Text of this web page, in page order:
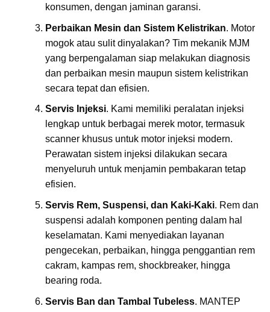
konsumen, dengan jaminan garansi.
Perbaikan Mesin dan Sistem Kelistrikan. Motor
mogok atau sulit dinyalakan? Tim mekanik MJM
yang berpengalaman siap melakukan diagnosis
dan perbaikan mesin maupun sistem kelistrikan
secara tepat dan efisien.
Servis Injeksi. Kami memiliki peralatan injeksi
lengkap untuk berbagai merek motor, termasuk
scanner khusus untuk motor injeksi modern.
Perawatan sistem injeksi dilakukan secara
menyeluruh untuk menjamin pembakaran tetap
efisien.
Servis Rem, Suspensi, dan Kaki-Kaki. Rem dan
suspensi adalah komponen penting dalam hal
keselamatan. Kami menyediakan layanan
pengecekan, perbaikan, hingga penggantian rem
cakram, kampas rem, shockbreaker, hingga
bearing roda.
Servis Ban dan Tambal Tubeless. MANTEP